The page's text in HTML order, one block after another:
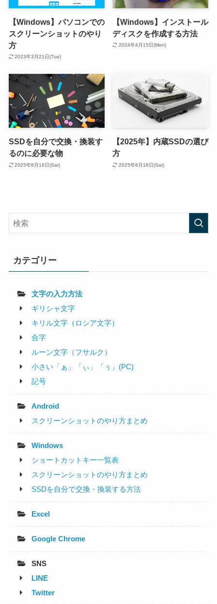
【Windows】パソコンでの
スクリーンショットのやり
方
2023年3月21日(Tue)
【Windows】インストール
ディスクを作成する方法
2024年4月15日(Mon)
SSDを自分で交換・換装す
るのに必要な物
2025年8月16日(Sat)
【2025年】内蔵SSDの選び
方
2025年8月16日(Sat)
カテゴリー
文字の入力方法
ギリシャ文字
キリル文字（ロシア文字）
合字
ルーン文字（フサルク）
小さい「ぁ」「ぃ」「ぅ」(PC)
記号
Android
スクリーンショットのやり方まとめ
Windows
ショートカットキー一覧表
スクリーンショットのやり方まとめ
SSDを自分で交換・換装する方法
Excel
Google Chrome
SNS
LINE
Twitter